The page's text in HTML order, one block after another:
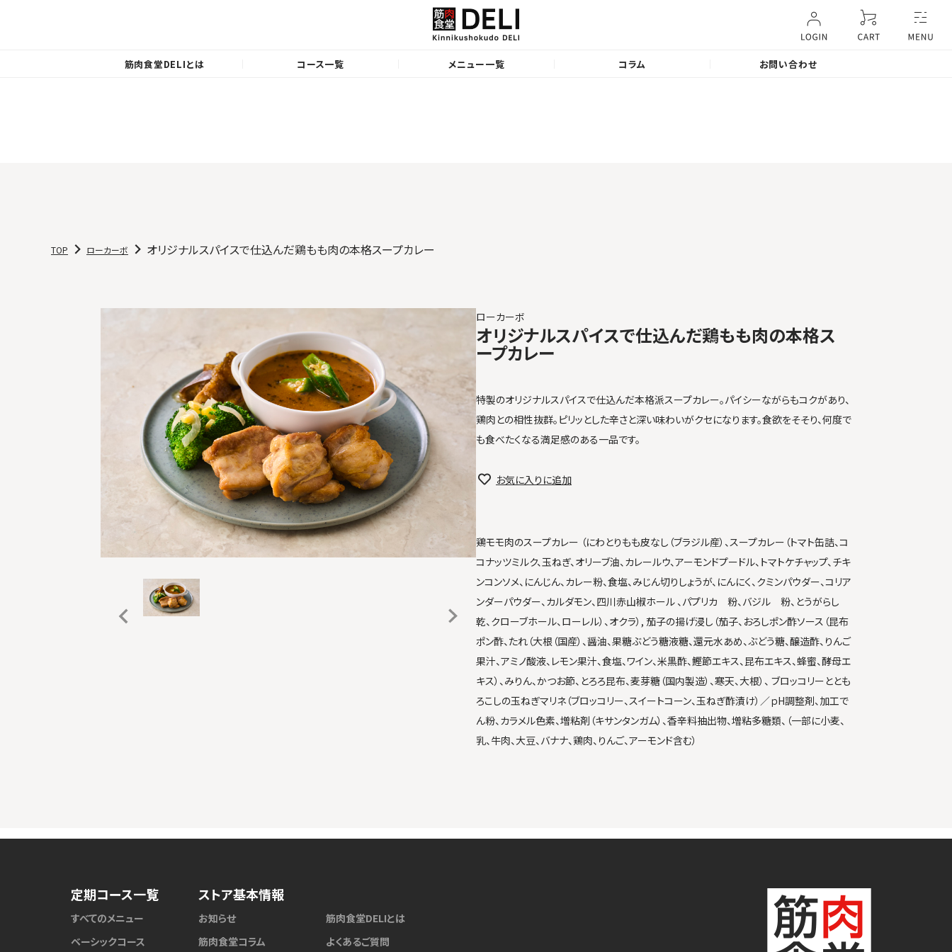
筋肉食堂DELIとは コース一覧 メニュー一覧 コラム お問い合わせ
TOP ローカーボ オリジナルスパイスで仕込んだ鶏もも肉の本格スープカレー
ローカーボ
オリジナルスパイスで仕込んだ鶏もも肉の本格ス
ープカレー
特製のオリジナルスパイスで仕込んだ本格派スープカレー。パイシーながらもコクがあり、
鶏肉との相性抜群。ピリッとした辛さと深い味わいがクセになります。食欲をそそり、何度で
も食べたくなる満足感のある一品です。
お気に入りに追加
鶏モモ肉のスープカレー （にわとりもも皮なし（ブラジル産）、スープカレー（トマト缶詰、コ
コナッツミルク、玉ねぎ、オリーブ油、カレールウ、アーモンドプードル、トマトケチャップ、チキ
ンコンソメ、にんじん、カレー粉、食塩、みじん切りしょうが、にんにく、クミンパウダー、コリア
ンダーパウダー、カルダモン、四川赤山椒ホール 、パプリカ 粉、バジル 粉、とうがらし
乾、クローブホール、ローレル）、オクラ）, 茄子の揚げ浸し（茄子、おろしポン酢ソース（昆布
ポン酢、たれ（大根（国産）、醤油、果糖ぶどう糖液糖、還元水あめ、ぶどう糖、醸造酢、りんご
果汁、アミノ酸液、レモン果汁、食塩、ワイン、米黒酢、鰹節エキス、昆布エキス、蜂蜜、酵母エ
キス）、みりん、かつお節、とろろ昆布、麦芽糖（国内製造）、寒天、大根）、 ブロッコリーととも
ろこしの玉ねぎマリネ（ブロッコリー、スイートコーン、玉ねぎ酢漬け）／ｐH調整剤、加工で
ん粉、カラメル色素、増粘剤（キサンタンガム）、香辛料抽出物、増粘多糖類、（一部に小麦、
乳、牛肉、大豆、バナナ、鶏肉、りんご、アーモンド含む）
定期コース一覧
すべてのメニュー
ベーシックコース
ストア基本情報
お知らせ
筋肉食堂コラム
筋肉食堂DELIとは
よくあるご質問